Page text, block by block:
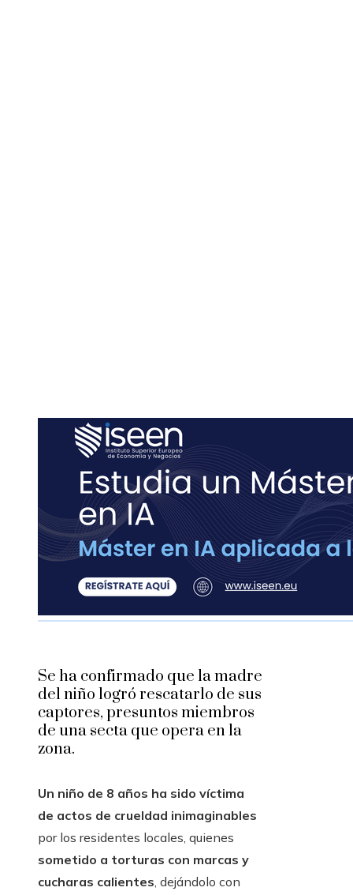
Se ha confirmado que la madre
del niño logró rescatarlo de sus
captores, presuntos miembros
de una secta que opera en la
zona.
Un niño de 8 años ha sido víctima
de actos de crueldad inimaginables
por los residentes locales, quienes
sometido a torturas con marcas y
cucharas calientes, dejándolo con